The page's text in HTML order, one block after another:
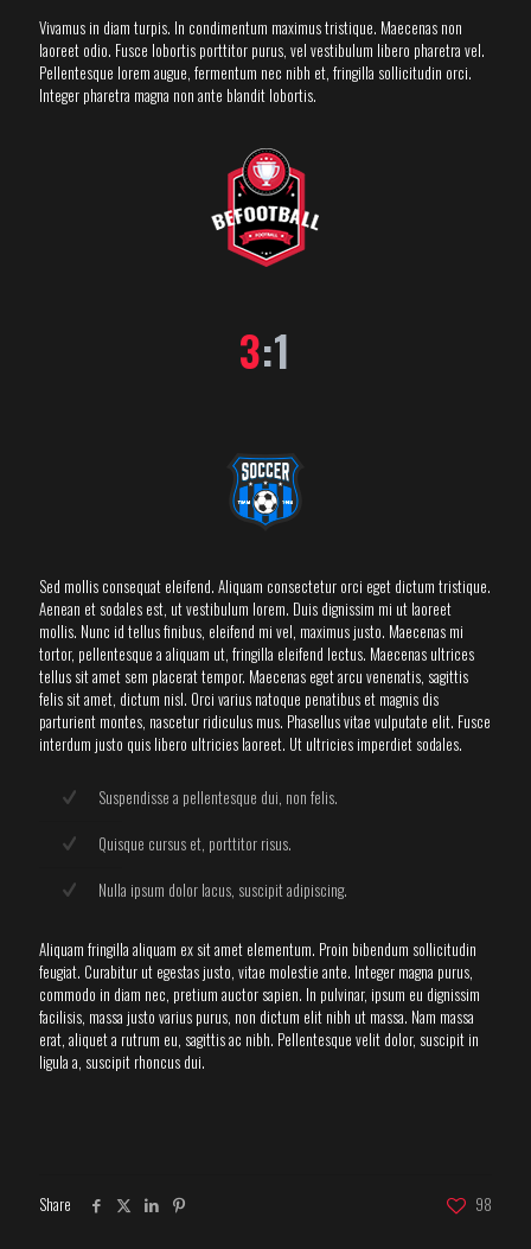
Vivamus in diam turpis. In condimentum maximus tristique. Maecenas non
laoreet odio. Fusce lobortis porttitor purus, vel vestibulum libero pharetra vel.
Pellentesque lorem augue, fermentum nec nibh et, fringilla sollicitudin orci.
Integer pharetra magna non ante blandit lobortis.
3:1
Sed mollis consequat eleifend. Aliquam consectetur orci eget dictum tristique.
Aenean et sodales est, ut vestibulum lorem. Duis dignissim mi ut laoreet
mollis. Nunc id tellus finibus, eleifend mi vel, maximus justo. Maecenas mi
tortor, pellentesque a aliquam ut, fringilla eleifend lectus. Maecenas ultrices
tellus sit amet sem placerat tempor. Maecenas eget arcu venenatis, sagittis
felis sit amet, dictum nisl. Orci varius natoque penatibus et magnis dis
parturient montes, nascetur ridiculus mus. Phasellus vitae vulputate elit. Fusce
interdum justo quis libero ultricies laoreet. Ut ultricies imperdiet sodales.
Suspendisse a pellentesque dui, non felis.
Quisque cursus et, porttitor risus.
Nulla ipsum dolor lacus, suscipit adipiscing.
Aliquam fringilla aliquam ex sit amet elementum. Proin bibendum sollicitudin
feugiat. Curabitur ut egestas justo, vitae molestie ante. Integer magna purus,
commodo in diam nec, pretium auctor sapien. In pulvinar, ipsum eu dignissim
facilisis, massa justo varius purus, non dictum elit nibh ut massa. Nam massa
erat, aliquet a rutrum eu, sagittis ac nibh. Pellentesque velit dolor, suscipit in
ligula a, suscipit rhoncus dui.
Share 98